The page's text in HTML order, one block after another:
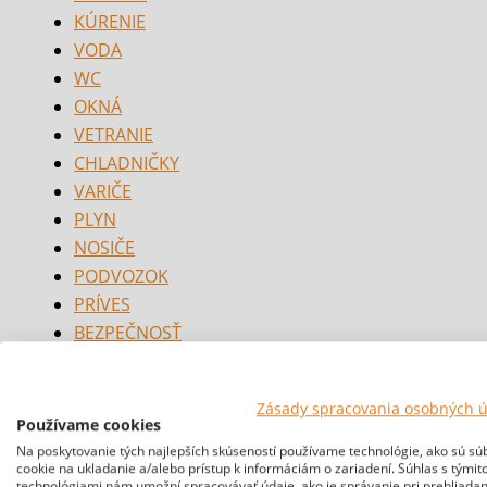
KÚRENIE
VODA
WC
OKNÁ
VETRANIE
CHLADNIČKY
VARIČE
PLYN
NOSIČE
PODVOZOK
PRÍVES
BEZPEČNOSŤ
Zásady spracovania osobných
Používame cookies
Na poskytovanie tých najlepších skúseností používame technológie, ako sú
cookie na ukladanie a/alebo prístup k informáciám o zariadení. Súhlas s